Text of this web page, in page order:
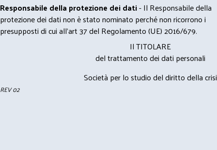
Responsabile della protezione dei dati- Il Responsabile della
protezione dei dati non è stato nominato perché non ricorrono i
presupposti di cui all’art 37 del Regolamento (UE) 2016/679.
Il TITOLARE
del trattamento dei dati personali
Società per lo studio del diritto della crisi
REV 02